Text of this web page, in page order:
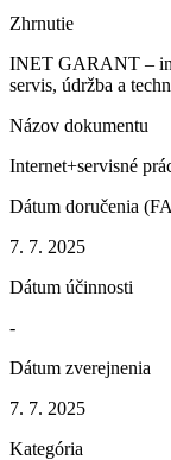
Zhrnutie
INET GARANT –
servis, údržba a
Názov dokumentu
Internet+servisné
Dátum doručenia
7. 7. 2025
Dátum účinnosti
-
Dátum zverejnenia
7. 7. 2025
Kategória